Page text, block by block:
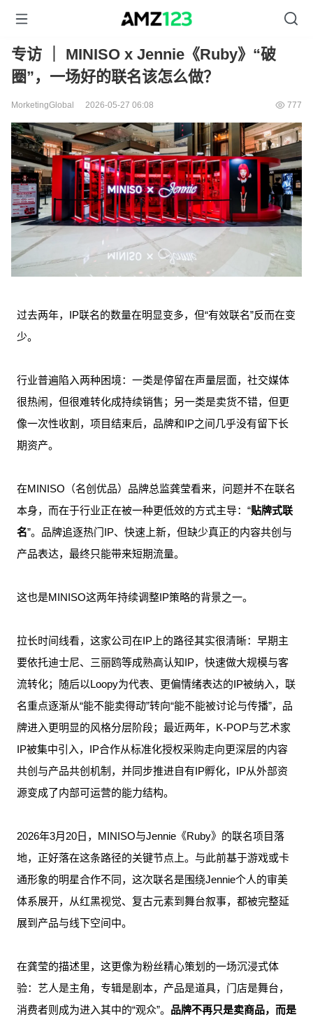
专访 ｜ MINISO x Jennie《Ruby》“破
圈”，一场好的联名该怎么做？
MorketingGlobal 2026-05-27 06:08 777
过去两年，IP联名的数量在明显变多，但“有效联名”反而在变
少。
行业普遍陷入两种困境：一类是停留在声量层面，社交媒体
很热闹，但很难转化成持续销售；另一类是卖货不错，但更
像一次性收割，项目结束后，品牌和IP之间几乎没有留下长
期资产。
在MINISO（名创优品）品牌总监龚莹看来，问题并不在联名
本身，而在于行业正在被一种更低效的方式主导：“贴牌式联
名”。品牌追逐热门IP、快速上新，但缺少真正的内容共创与
产品表达，最终只能带来短期流量。
这也是MINISO这两年持续调整IP策略的背景之一。
拉长时间线看，这家公司在IP上的路径其实很清晰：早期主
要依托迪士尼、三丽鸥等成熟高认知IP，快速做大规模与客
流转化；随后以Loopy为代表、更偏情绪表达的IP被纳入，联
名重点逐渐从“能不能卖得动”转向“能不能被讨论与传播”，品
牌进入更明显的风格分层阶段；最近两年，K-POP与艺术家
IP被集中引入，IP合作从标准化授权采购走向更深层的内容
共创与产品共创机制，并同步推进自有IP孵化，IP从外部资
源变成了内部可运营的能力结构。
2026年3月20日，MINISO与Jennie《Ruby》的联名项目落
地，正好落在这条路径的关键节点上。与此前基于游戏或卡
通形象的明星合作不同，这次联名是围绕Jennie个人的审美
体系展开，从红黑视觉、复古元素到舞台叙事，都被完整延
展到产品与线下空间中。
在龚莹的描述里，这更像为粉丝精心策划的一场沉浸式体
验：艺人是主角，专辑是剧本，产品是道具，门店是舞台，
消费者则成为进入其中的“观众”。 品牌不再只是卖商品，而是